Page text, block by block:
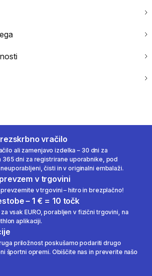
vračilo
ali zamenjavo izdelka – 30 dni za
365 dni za registrirane uporabnike, pod
čisti in v originalni embalaži.
v trgovini
v trgovini – hitro in brezplačno!
– 1 € = 10 točk
vsak EURO, porabljen v fizični trgovini, na
aplikaciji.
priložnost poskušamo podariti drugo
športni opremi. Obiščite nas in preverite našo